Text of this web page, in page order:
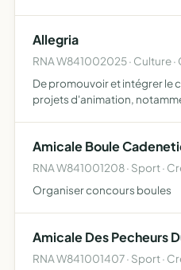
Allegria
RNA W841002025 · Culture ·
De promouvoir et intégrer le
projets d'animation,
Amicale Boule
RNA W841001208 · Sport ·
Organiser concours boules
Amicale Des Pecheurs
RNA W841001407 · Sport ·